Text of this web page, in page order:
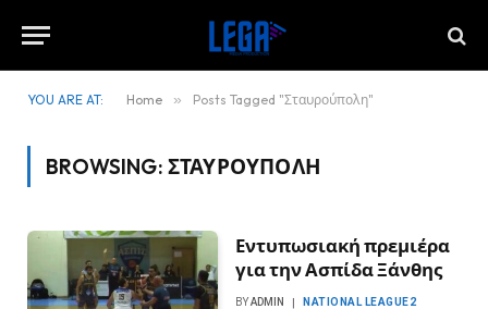
YOU ARE AT: Home » Posts Tagged "Σταυρούπολη"
BROWSING: ΣΤΑΥΡΟΎΠΟΛΗ
Εντυπωσιακή πρεμιέρα
για την Ασπίδα Ξάνθης
BYADMIN NATIONAL LEAGUE2